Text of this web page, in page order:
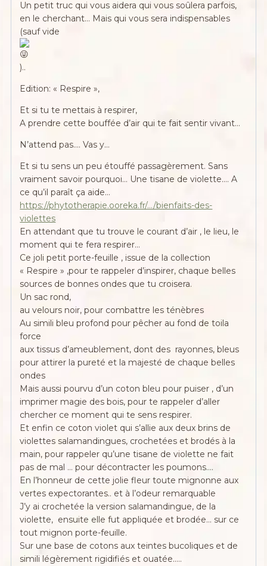
Un petit truc qui vous aidera qui vous soûlera parfois,
en le cherchant… Mais qui vous sera indispensables
(sauf vide
)..
Edition: « Respire »,
Et si tu te mettais à respirer,
A prendre cette bouffée d’air qui te fait sentir vivant…
N’attend pas…. Vas y…
Et si tu sens un peu étouffé passagèrement. Sans
vraiment savoir pourquoi… Une tisane de violette…. A
ce qu’il paraît ça aide…
https://phytotherapie.ooreka.fr/…/bienfaits-des-
violettes
En attendant que tu trouve le courant d’air , le lieu, le
moment qui te fera respirer…
Ce joli petit porte-feuille , issue de la collection
« Respire » ,pour te rappeler d’inspirer, chaque belles
sources de bonnes ondes que tu croisera.
Un sac rond,
au velours noir, pour combattre les ténèbres
Au simili bleu profond pour pêcher au fond de toila
force
aux tissus d’ameublement, dont des rayonnes, bleus
pour attirer la pureté et la majesté de chaque belles
ondes
Mais aussi pourvu d’un coton bleu pour puiser , d’un
imprimer magie des bois, pour te rappeler d’aller
chercher ce moment qui te sens respirer.
Et enfin ce coton violet qui s’allie aux deux brins de
violettes salamandingues, crochetées et brodés à la
main, pour rappeler qu’une tisane de violette ne fait
pas de mal … pour décontracter les poumons….
En l’honneur de cette jolie fleur toute mignonne aux
vertes expectorantes.. et à l’odeur remarquable
J’y ai crochetée la version salamandingue, de la
violette, ensuite elle fut appliquée et brodée… sur ce
tout mignon porte-feuille.
Sur une base de cotons aux teintes bucoliques et de
simili légèrement rigidifiés et ouatée…..